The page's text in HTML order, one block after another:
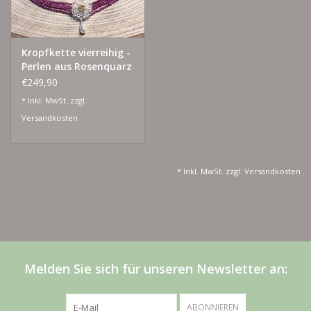
Kropfkette vierreihig -
Perlen aus Rosenquarz
€249,90
* Inkl. MwSt. zzgl.
Versandkosten
* Inkl. MwSt. zzgl. Versandkosten
Melden Sie sich für unseren Newsletter an:
ABONNIEREN